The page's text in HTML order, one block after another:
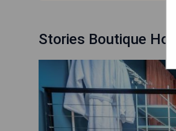
Stories Boutique